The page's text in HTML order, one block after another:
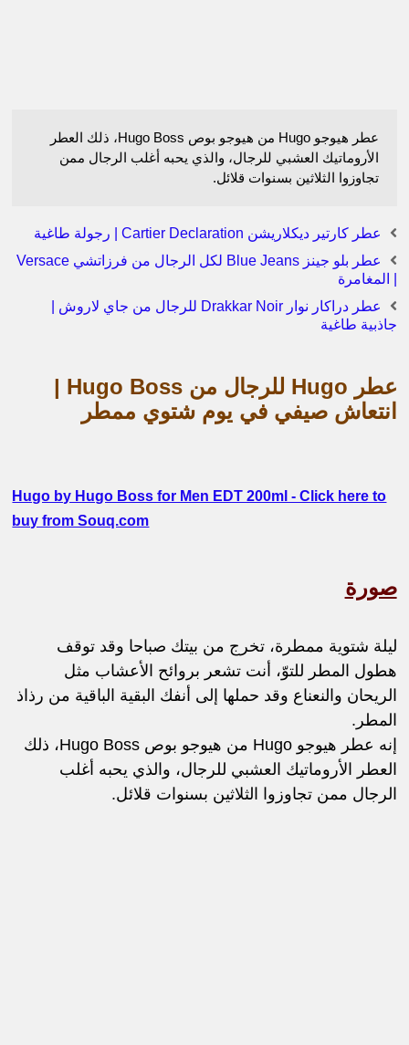
عطر هيوجو Hugo من هيوجو بوص Hugo Boss، ذلك العطر
الأروماتيك العشبي للرجال، والذي يحبه أغلب الرجال ممن
تجاوزوا الثلاثين بسنوات قلائل.
عطر كارتير ديكلاريشن Cartier Declaration | رجولة طاغية
عطر بلو جينز Blue Jeans لكل الرجال من فرزاتشي Versace
| المغامرة
عطر دراكار نوار Drakkar Noir للرجال من جاي لاروش |
جاذبية طاغية
عطر Hugo للرجال من Hugo Boss |
انتعاش صيفي في يوم شتوي ممطر
Hugo by Hugo Boss for Men EDT 200ml - Click here to
buy from Souq.com
صورة
ليلة شتوية ممطرة، تخرج من بيتك صباحا وقد توقف
هطول المطر للتوّ، أنت تشعر بروائح الأعشاب مثل
الريحان والنعناع وقد حملها إلى أنفك البقية الباقية من رذاذ
المطر.
إنه عطر هيوجو Hugo من هيوجو بوص Hugo Boss، ذلك
العطر الأروماتيك العشبي للرجال، والذي يحبه أغلب
الرجال ممن تجاوزوا الثلاثين بسنوات قلائل.